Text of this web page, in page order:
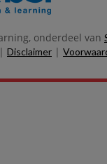
onderdeel van
| Disclaimer |